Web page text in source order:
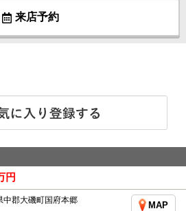
来店予約
円
中郡大磯町国府本郷
MAP